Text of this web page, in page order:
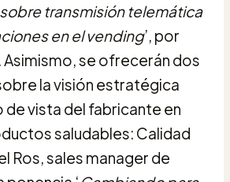
transmisión telemática
en el vending’, por
Asimismo, se ofrecerán dos
la visión estratégica
de vista del fabricante en
saludables: Calidad
Ros, sales manager de